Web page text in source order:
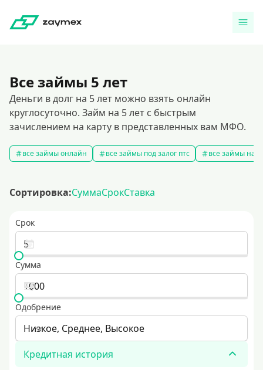
Все займы 5 лет
Деньги в долг на 5 лет можно взять онлайн
круглосуточно. Займ на 5 лет с быстрым
зачислением на карту в представленных вам МФО.
все займы онлайн все займы под залог птс все займы на
Сортировка:СуммаСрокСтавка
Срок
Сумма
Одобрение
Низкое, Среднее, Высокое
Кредитная история